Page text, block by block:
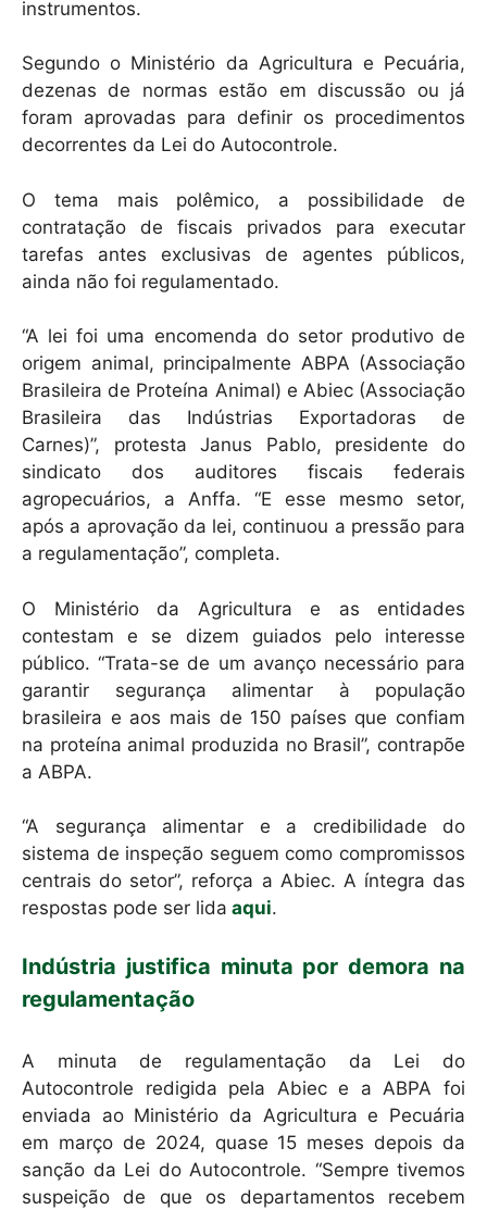
instrumentos.
Segundo o Ministério da Agricultura e Pecuária,
dezenas de normas estão em discussão ou já
foram aprovadas para definir os procedimentos
decorrentes da Lei do Autocontrole.
O tema mais polêmico, a possibilidade de
contratação de fiscais privados para executar
tarefas antes exclusivas de agentes públicos,
ainda não foi regulamentado.
“A lei foi uma encomenda do setor produtivo de
origem animal, principalmente ABPA (Associação
Brasileira de Proteína Animal) e Abiec (Associação
Brasileira das Indústrias Exportadoras de
Carnes)”, protesta Janus Pablo, presidente do
sindicato dos auditores fiscais federais
agropecuários, a Anffa. “E esse mesmo setor,
após a aprovação da lei, continuou a pressão para
a regulamentação”, completa.
O Ministério da Agricultura e as entidades
contestam e se dizem guiados pelo interesse
público. “Trata-se de um avanço necessário para
garantir segurança alimentar à população
brasileira e aos mais de 150 países que confiam
na proteína animal produzida no Brasil”, contrapõe
a ABPA.
“A segurança alimentar e a credibilidade do
sistema de inspeção seguem como compromissos
centrais do setor”, reforça a Abiec. A íntegra das
respostas pode ser lida aqui.
Indústria justifica minuta por demora na
regulamentação
A minuta de regulamentação da Lei do
Autocontrole redigida pela Abiec e a ABPA foi
enviada ao Ministério da Agricultura e Pecuária
em março de 2024, quase 15 meses depois da
sanção da Lei do Autocontrole. “Sempre tivemos
suspeição de que os departamentos recebem